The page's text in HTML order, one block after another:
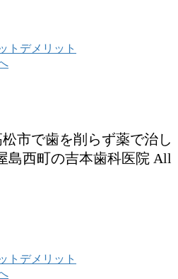
トデメリット
市で歯を削らず薬で治し
島西町の吉本歯科医院 All
トデメリット